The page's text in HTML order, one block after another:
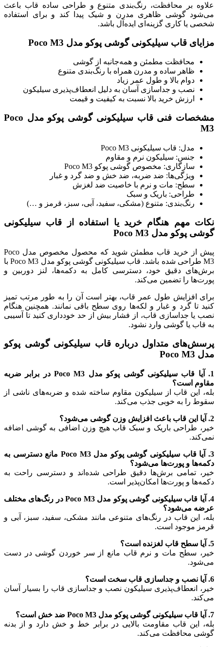
علاوه بر محافظت، رنگ‌بندی متنوع و طراحی ساده قاب باعث
می‌شود گوشی ظاهری مدرن و شیک پیدا کند و برای استفاده
شخصی یا کاری گزینه‌ای ایده‌آل باشد.
مزایای قاب سیلیکونی گوشی پوکو مدل Poco M3
محافظت مطمئن و همه‌جانبه از گوشی
ظاهر ساده و مدرن همراه با رنگ‌بندی متنوع
دوام بالا و طول عمر زیاد
نصب و جداسازی آسان به دلیل انعطاف‌پذیری سیلیکون
ارزش خرید بالا نسبت به کیفیت و قیمت
مشخصات فنی قاب سیلیکونی گوشی پوکو مدل Poco
M3
مدل: قاب سیلیکونی Poco M3
جنس: سیلیکون نرم و مقاوم
سازگاری: مخصوص گوشی پوکو Poco M3
ویژگی‌ها: ضد ضربه، ضد خش و ضد گرد و غبار
سطح: مات و نرم با خاصیت ضد لغزش
طراحی: باریک و سبک
رنگ‌بندی: متنوع (مشکی، سفید، آبی، سبز، قرمز و …)
نکات مهم هنگام خرید یا استفاده از قاب سیلیکونی
گوشی پوکو مدل Poco M3
پیش از خرید قاب مطمئن شوید که محصول مخصوص مدل Poco
M3 طراحی شده باشد. قاب سیلیکونی گوشی پوکو مدل Poco M3 با
برش‌های دقیق خود، دسترسی کامل به دکمه‌ها، لنز دوربین و
پورت‌ها را تضمین می‌کند.
برای افزایش طول عمر قاب، بهتر است آن را به طور مرتب تمیز
کنید تا گرد و غبار و لکه‌ها روی سطح باقی نمانند. همچنین هنگام
نصب یا جداسازی قاب، از فشار بیش از حد خودداری کنید تا آسیبی
به قاب یا گوشی وارد نشود.
پرسش‌های متداول درباره قاب سیلیکونی گوشی پوکو
مدل Poco M3
1. آیا قاب سیلیکونی گوشی پوکو مدل Poco M3 در برابر ضربه
مقاوم است؟
بله، این قاب از سیلیکون مقاوم ساخته شده و ضربه‌های ناشی از
سقوط را به خوبی جذب می‌کند.
2. آیا این قاب باعث افزایش وزن گوشی می‌شود؟
خیر، طراحی باریک و سبک قاب هیچ وزن اضافی به گوشی اضافه
نمی‌کند.
3. آیا قاب سیلیکونی گوشی پوکو مدل Poco M3 مانع دسترسی به
دکمه‌ها و پورت‌ها می‌شود؟
خیر، تمامی برش‌ها دقیق طراحی شده‌اند و دسترسی راحت به
دکمه‌ها و پورت‌ها امکان‌پذیر است.
4. آیا قاب سیلیکونی گوشی پوکو مدل Poco M3 در رنگ‌های مختلف
عرضه می‌شود؟
بله، این قاب در رنگ‌های متنوعی مانند مشکی، سفید، سبز، آبی و
قرمز موجود است.
5. آیا سطح قاب لغزنده است؟
خیر، سطح مات و نرم قاب مانع از سر خوردن گوشی در دست
می‌شود.
6. آیا نصب و جداسازی قاب سخت است؟
خیر، انعطاف‌پذیری سیلیکون نصب و جداسازی قاب را بسیار آسان
می‌کند.
7. آیا قاب سیلیکونی گوشی پوکو مدل Poco M3 ضد خش است؟
بله، این قاب مقاومت بالایی در برابر خط و خش دارد و از بدنه
گوشی محافظت می‌کند.